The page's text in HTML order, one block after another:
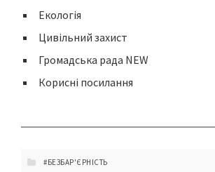
Екологія
Цивільний захист
Громадська рада NEW
Корисні посилання
#БЕЗБАР'ЄРНІСТЬ